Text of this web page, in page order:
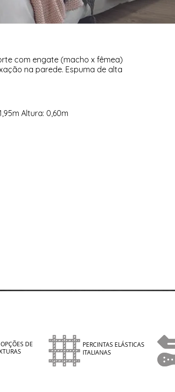
com engate (macho x fêmea)
na parede. Espuma de alta
Altura: 0,60m
DE
PERCINTAS ELÁSTICAS
ITALIANAS